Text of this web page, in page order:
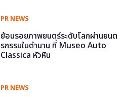
PR NEWS
ย้อนรอยภาพยนตร์ระดับโลกผ่านยนต
รกรรมในตำนาน ที่ Museo Auto
Classica หัวหิน
PR NEWS